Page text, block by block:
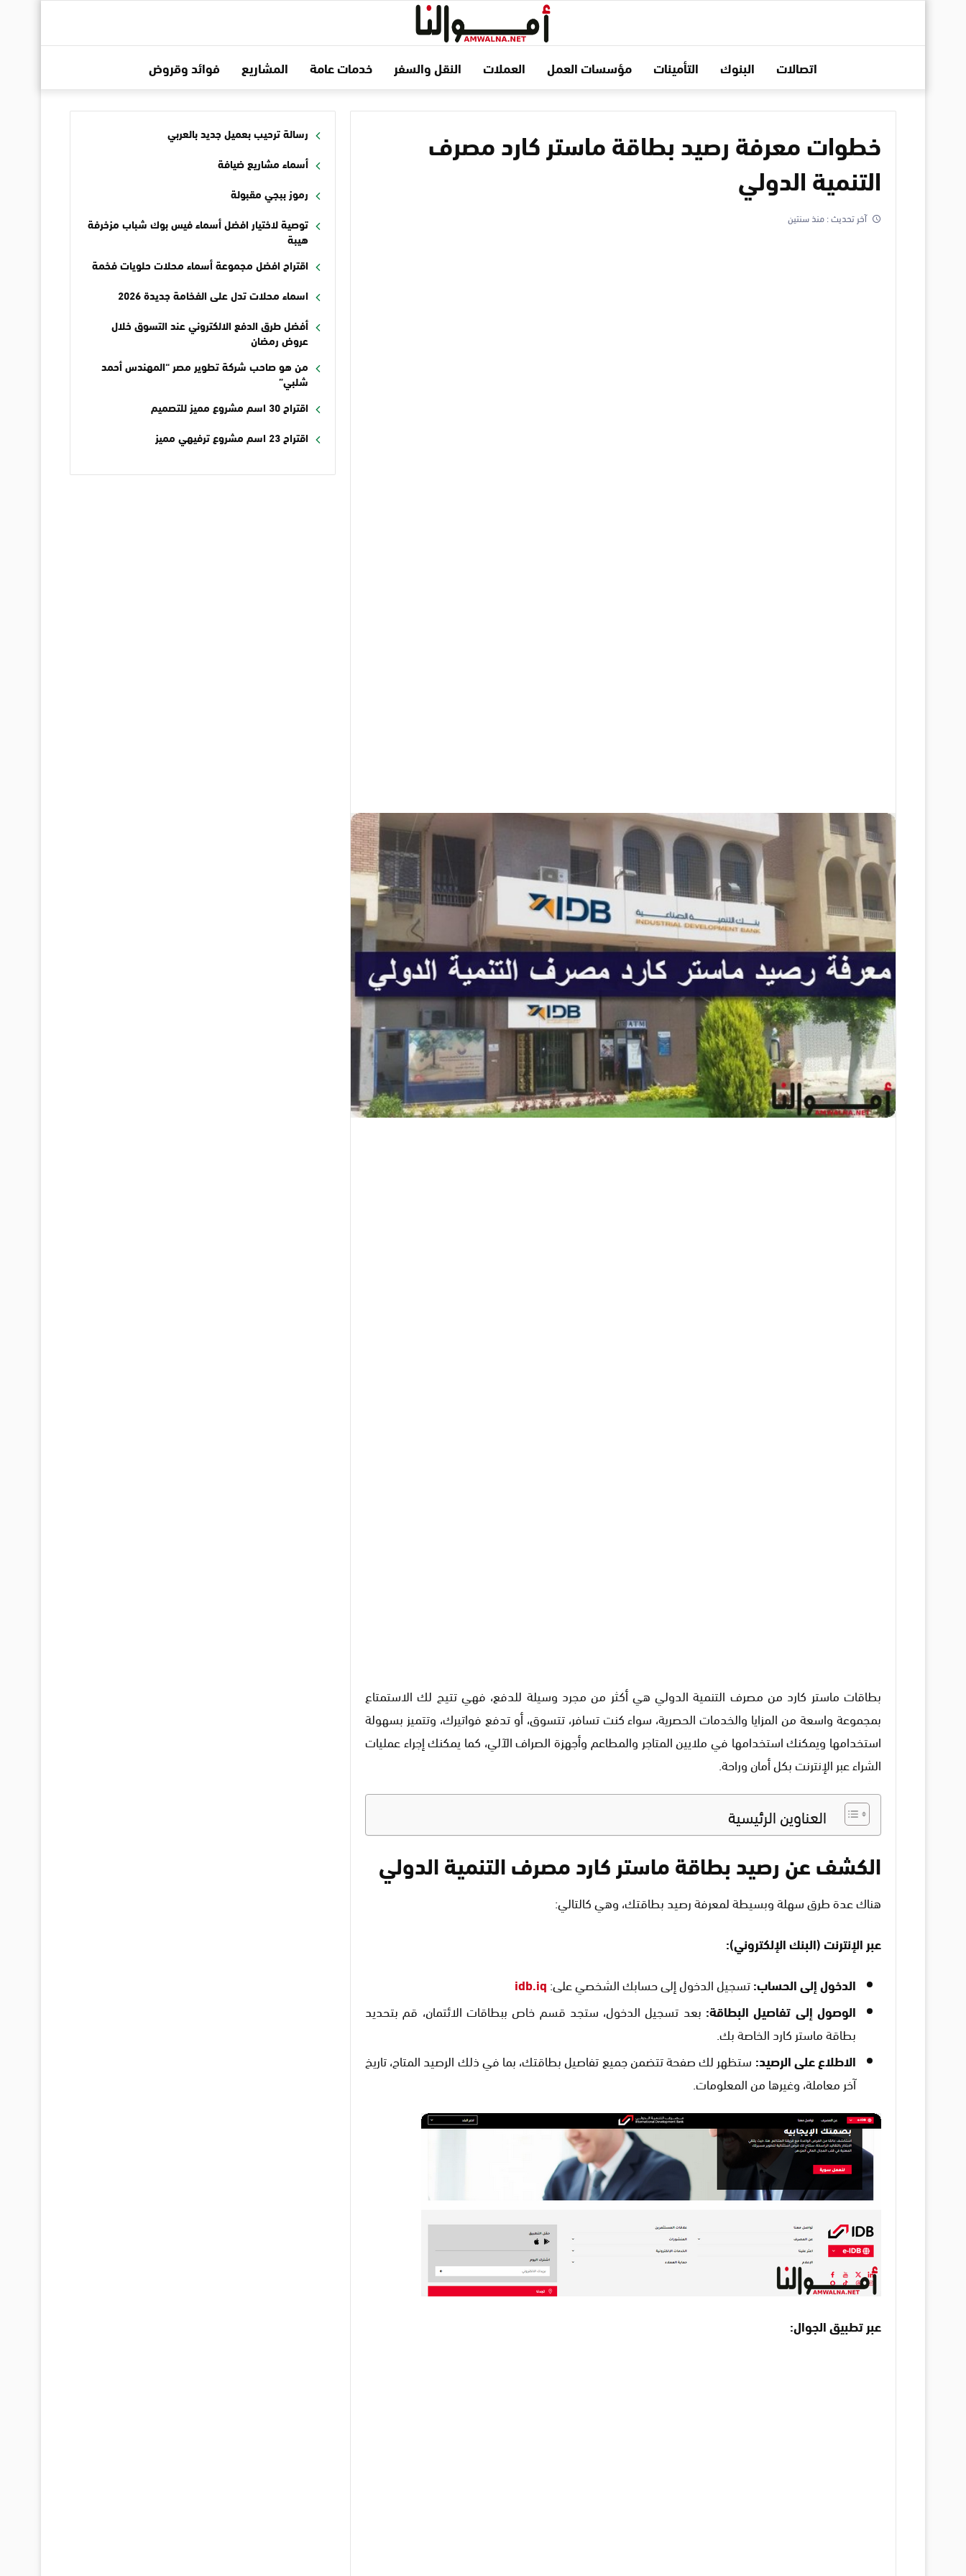
اتصالات البنوك التأمينات مؤسسات العمل العملات النقل والسفر خدمات عامة المشاريع فوائد وقروض
خطوات معرفة رصيد بطاقة ماستر كارد مصرف
التنمية الدولي
آخر تحديث :منذ سنتين
بطاقات ماستر كارد من مصرف التنمية الدولي هي أكثر من مجرد وسيلة للدفع، فهي تتيح لك الاستمتاع
بمجموعة واسعة من المزايا والخدمات الحصرية، سواء كنت تسافر، تتسوق، أو تدفع فواتيرك، وتتميز بسهولة
استخدامها ويمكنك استخدامها في ملايين المتاجر والمطاعم وأجهزة الصراف الآلي، كما يمكنك إجراء عمليات
الشراء عبر الإنترنت بكل أمان وراحة.
العناوين الرئيسية
الكشف عن رصيد بطاقة ماستر كارد مصرف التنمية الدولي
هناك عدة طرق سهلة وبسيطة لمعرفة رصيد بطاقتك، وهي كالتالي:
عبر الإنترنت (البنك الإلكتروني):
الدخول إلى الحساب:تسجيل الدخول إلى حسابك الشخصي على:idb.iq
الوصول إلى تفاصيل البطاقة: بعد تسجيل الدخول، ستجد قسم خاص ببطاقات الائتمان، قم بتحديد
بطاقة ماستر كارد الخاصة بك.
الاطلاع على الرصيد: ستظهر لك صفحة تتضمن جميع تفاصيل بطاقتك، بما في ذلك الرصيد المتاح، تاريخ
آخر معاملة، وغيرها من المعلومات.
عبر تطبيق الجوال:
رسالة ترحيب بعميل جديد بالعربي
أسماء مشاريع ضيافة
رموز ببجي مقبولة
توصية لاختيار افضل أسماء فيس بوك شباب مزخرفة
هيبة
اقتراح افضل مجموعة أسماء محلات حلويات فخمة
اسماء محلات تدل على الفخامة جديدة 2026
أفضل طرق الدفع الالكتروني عند التسوق خلال
عروض رمضان
من هو صاحب شركة تطوير مصر “المهندس أحمد
شلبي”
اقتراح 30 اسم مشروع مميز للتصميم
اقتراح 23 اسم مشروع ترفيهي مميز